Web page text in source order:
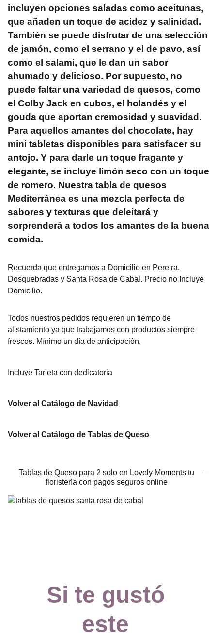
incluyen opciones saladas como aceitunas,
que añaden un toque de acidez y salinidad.
También se puede disfrutar de una selección
de jamón, como el serrano y el de pavo, así
como el salami, que le dan un sabor
ahumado y delicioso. Por supuesto, no
puede faltar una variedad de quesos, como
el Colby Jack en cubos, el holandés y el
gouda que aportan cremosidad y suavidad.
Para aquellos amantes del chocolate, hay
mini tabletas disponibles para satisfacer su
antojo. Y para darle un toque fragante y
elegante, se incluye limón seco con un toque
de romero. Nuestra tabla de quesos
Mediterránea es una mezcla perfecta de
sabores y texturas que deleitará y
sorprenderá a todos los amantes de la buena
comida.
Recuerda que entregamos a Domicilio en Pereira,
Dosquebradas y Santa Rosa de Cabal. Precio no Incluye
Domicilio.
Todos nuestros pedidos requieren un tiempo de
alistamiento ya que trabajamos con productos siempre
frescos. Mínimo un día de anticipación.
Incluye Tarjeta con dedicatoria
Volver al Catálogo de Navidad
Volver al Catálogo de Tablas de Queso
Tablas de Queso para 2 solo en Lovely Moments tu
floristería con pagos seguros online
Si te gustó
este